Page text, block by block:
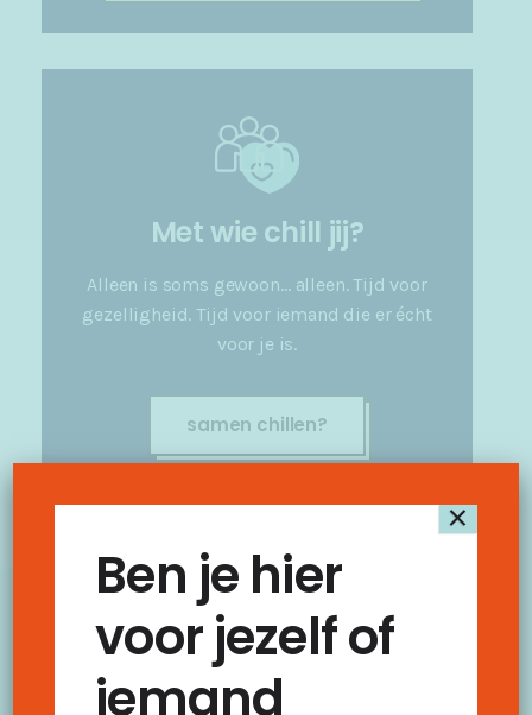
Met wie chill jij?
Alleen is soms gewoon… alleen. Tijd voor
gezelligheid. Tijd voor iemand die er écht
voor je is.
samen chillen?
Ben je hier
voor jezelf of
iemand
×